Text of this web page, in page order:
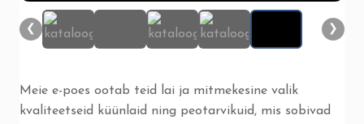
❮ ❯
Meie e-poes ootab teid lai ja mitmekesine valik
kvaliteetseid küünlaid ning peotarvikuid, mis sobivad